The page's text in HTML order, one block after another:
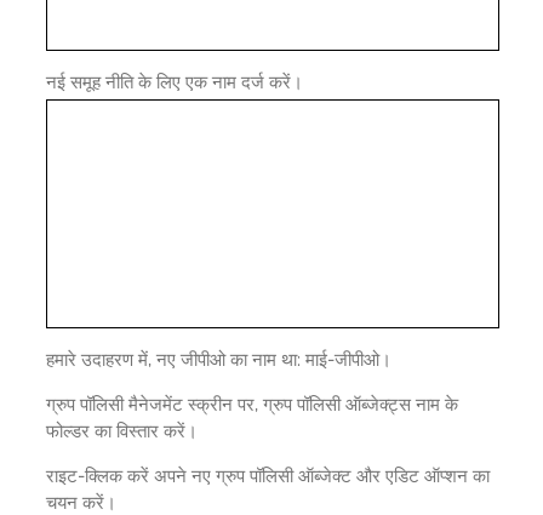
नई समूह नीति के लिए एक नाम दर्ज करें।
हमारे उदाहरण में, नए जीपीओ का नाम था: माई-जीपीओ।
ग्रुप पॉलिसी मैनेजमेंट स्क्रीन पर, ग्रुप पॉलिसी ऑब्जेक्ट्स नाम के
फोल्डर का विस्तार करें।
राइट-क्लिक करें अपने नए ग्रुप पॉलिसी ऑब्जेक्ट और एडिट ऑप्शन का
चयन करें।